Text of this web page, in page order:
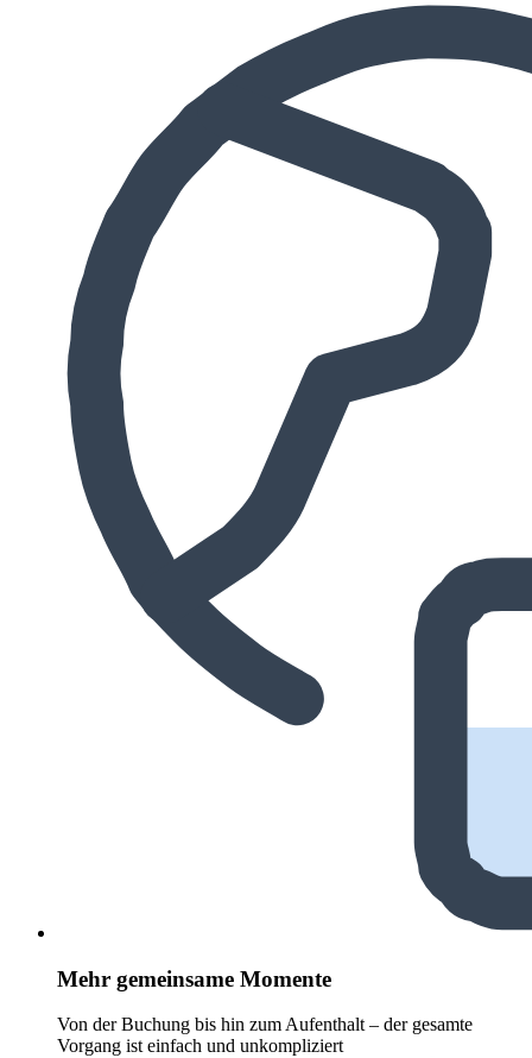
Mehr gemeinsame Momente
Von der Buchung bis hin zum Aufenthalt – der gesamte
Vorgang ist einfach und unkompliziert